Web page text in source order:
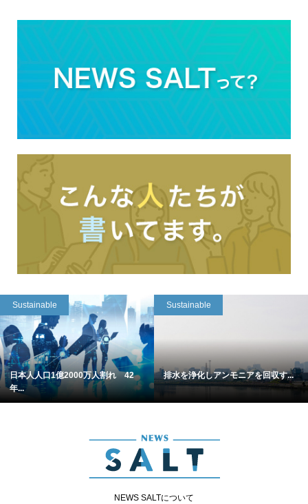
Sustainable
日本人人口1億2000万人割れ 42
年...
Sustainable
排水を浄化しアンモニアを回収す...
NEWS SALTについて